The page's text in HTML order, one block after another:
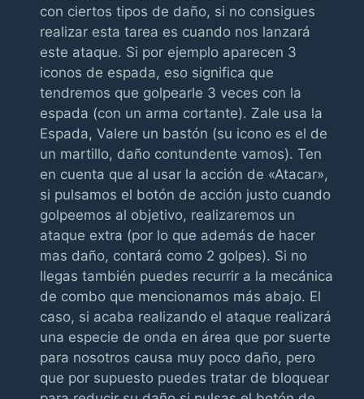
con ciertos tipos de daño, si no consigues
realizar esta tarea es cuando nos lanzará
este ataque. Si por ejemplo aparecen 3
iconos de espada, eso significa que
tendremos que golpearle 3 veces con la
espada (con un arma cortante). Zale usa la
Espada, Valere un bastón (su icono es el de
un martillo, daño contundente vamos). Ten
en cuenta que al usar la acción de «Atacar»,
si pulsamos el botón de acción justo cuando
golpeemos al objetivo, realizaremos un
ataque extra (por lo que además de hacer
mas daño, contará como 2 golpes). Si no
llegas también puedes recurrir a la mecánica
de combo que mencionamos más abajo. El
caso, si acaba realizando el ataque realizará
una especie de onda en área que por suerte
para nosotros causa muy poco daño, pero
que por supuesto puedes tratar de bloquear